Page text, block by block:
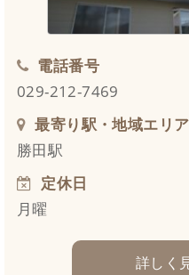
電話番号
029-212-7469
最寄り駅・地域エリア
勝田駅
定休日
月曜
詳しく